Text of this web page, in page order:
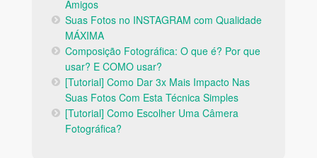
Amigos
Suas Fotos no INSTAGRAM com Qualidade
MÁXIMA
Composição Fotográfica: O que é? Por que
usar? E COMO usar?
[Tutorial] Como Dar 3x Mais Impacto Nas
Suas Fotos Com Esta Técnica Simples
[Tutorial] Como Escolher Uma Câmera
Fotográfica?